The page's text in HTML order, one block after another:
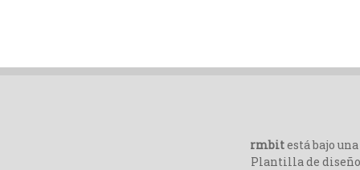
rmbitestá bajo una
Plantilla de